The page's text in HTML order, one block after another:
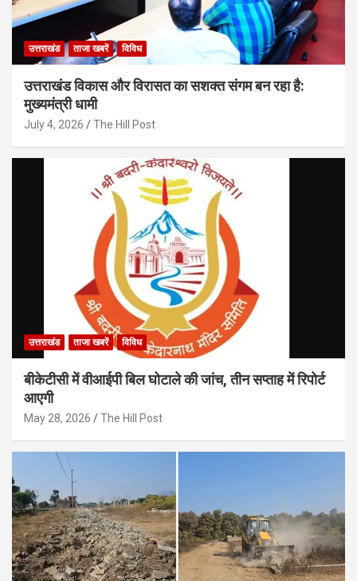
उत्तराखंड ताजा खबरें विविध
उत्तराखंड विकास और विरासत का सशक्त संगम बन रहा है:
मुख्यमंत्री धामी
July 4, 2026 The Hill Post
उत्तराखंड ताजा खबरें विविध
बीकेटीसी में वीआईपी बिल घोटाले की जांच, तीन सप्ताह में रिपोर्ट
आएगी
May 28, 2026 The Hill Post